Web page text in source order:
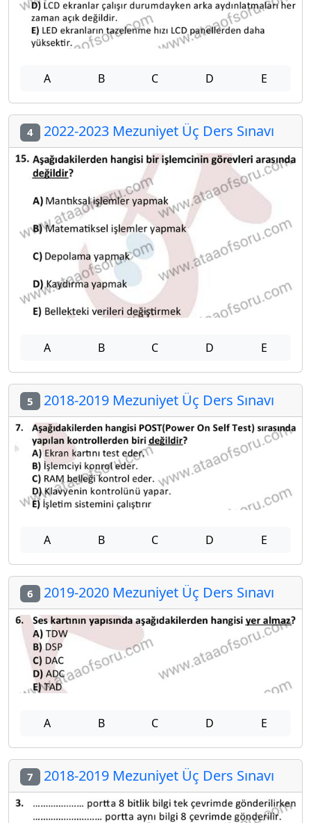
A B C D E
4 2022-2023 Mezuniyet Üç Ders Sınavı
A B C D E
5 2018-2019 Mezuniyet Üç Ders Sınavı
A B C D E
6 2019-2020 Mezuniyet Üç Ders Sınavı
A B C D E
7 2018-2019 Mezuniyet Üç Ders Sınavı